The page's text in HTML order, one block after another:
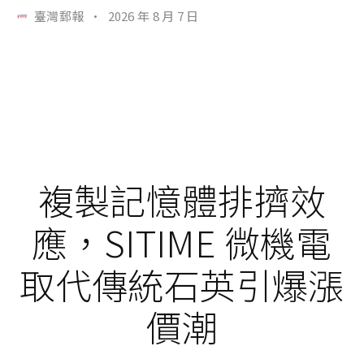
臺灣郵報 · 2026 年 8 月 7 日
複製記憶體排擠效
應，SITIME 微機電
取代傳統石英引爆漲
價潮